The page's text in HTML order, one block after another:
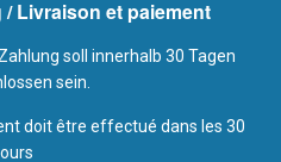
Livraison et paiement
soll innerhalb 30 Tagen
sein.
doit être effectué dans les 30